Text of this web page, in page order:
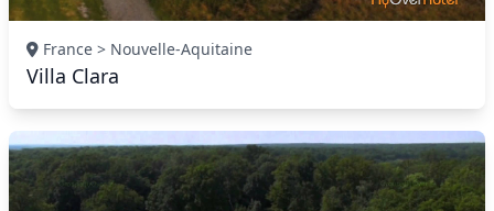
France > Nouvelle-Aquitaine
Villa Clara